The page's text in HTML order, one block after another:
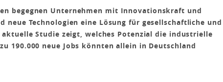
begegnen Unternehmen mit Innovationskraft und
neue Technologien eine Lösung für gesellschaftliche und
Studie zeigt, welches Potenzial die industrielle
190.000 neue Jobs könnten allein in Deutschland